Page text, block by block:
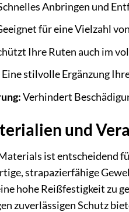
Anbringen und
für eine Vielzahl
Ihre Ruten auch im
Eine stilvolle Ergänzung
Verhindert
und
ist entscheidend
strapazierfähige
hohe Reißfestigkeit zu
zuverlässigen Schutz